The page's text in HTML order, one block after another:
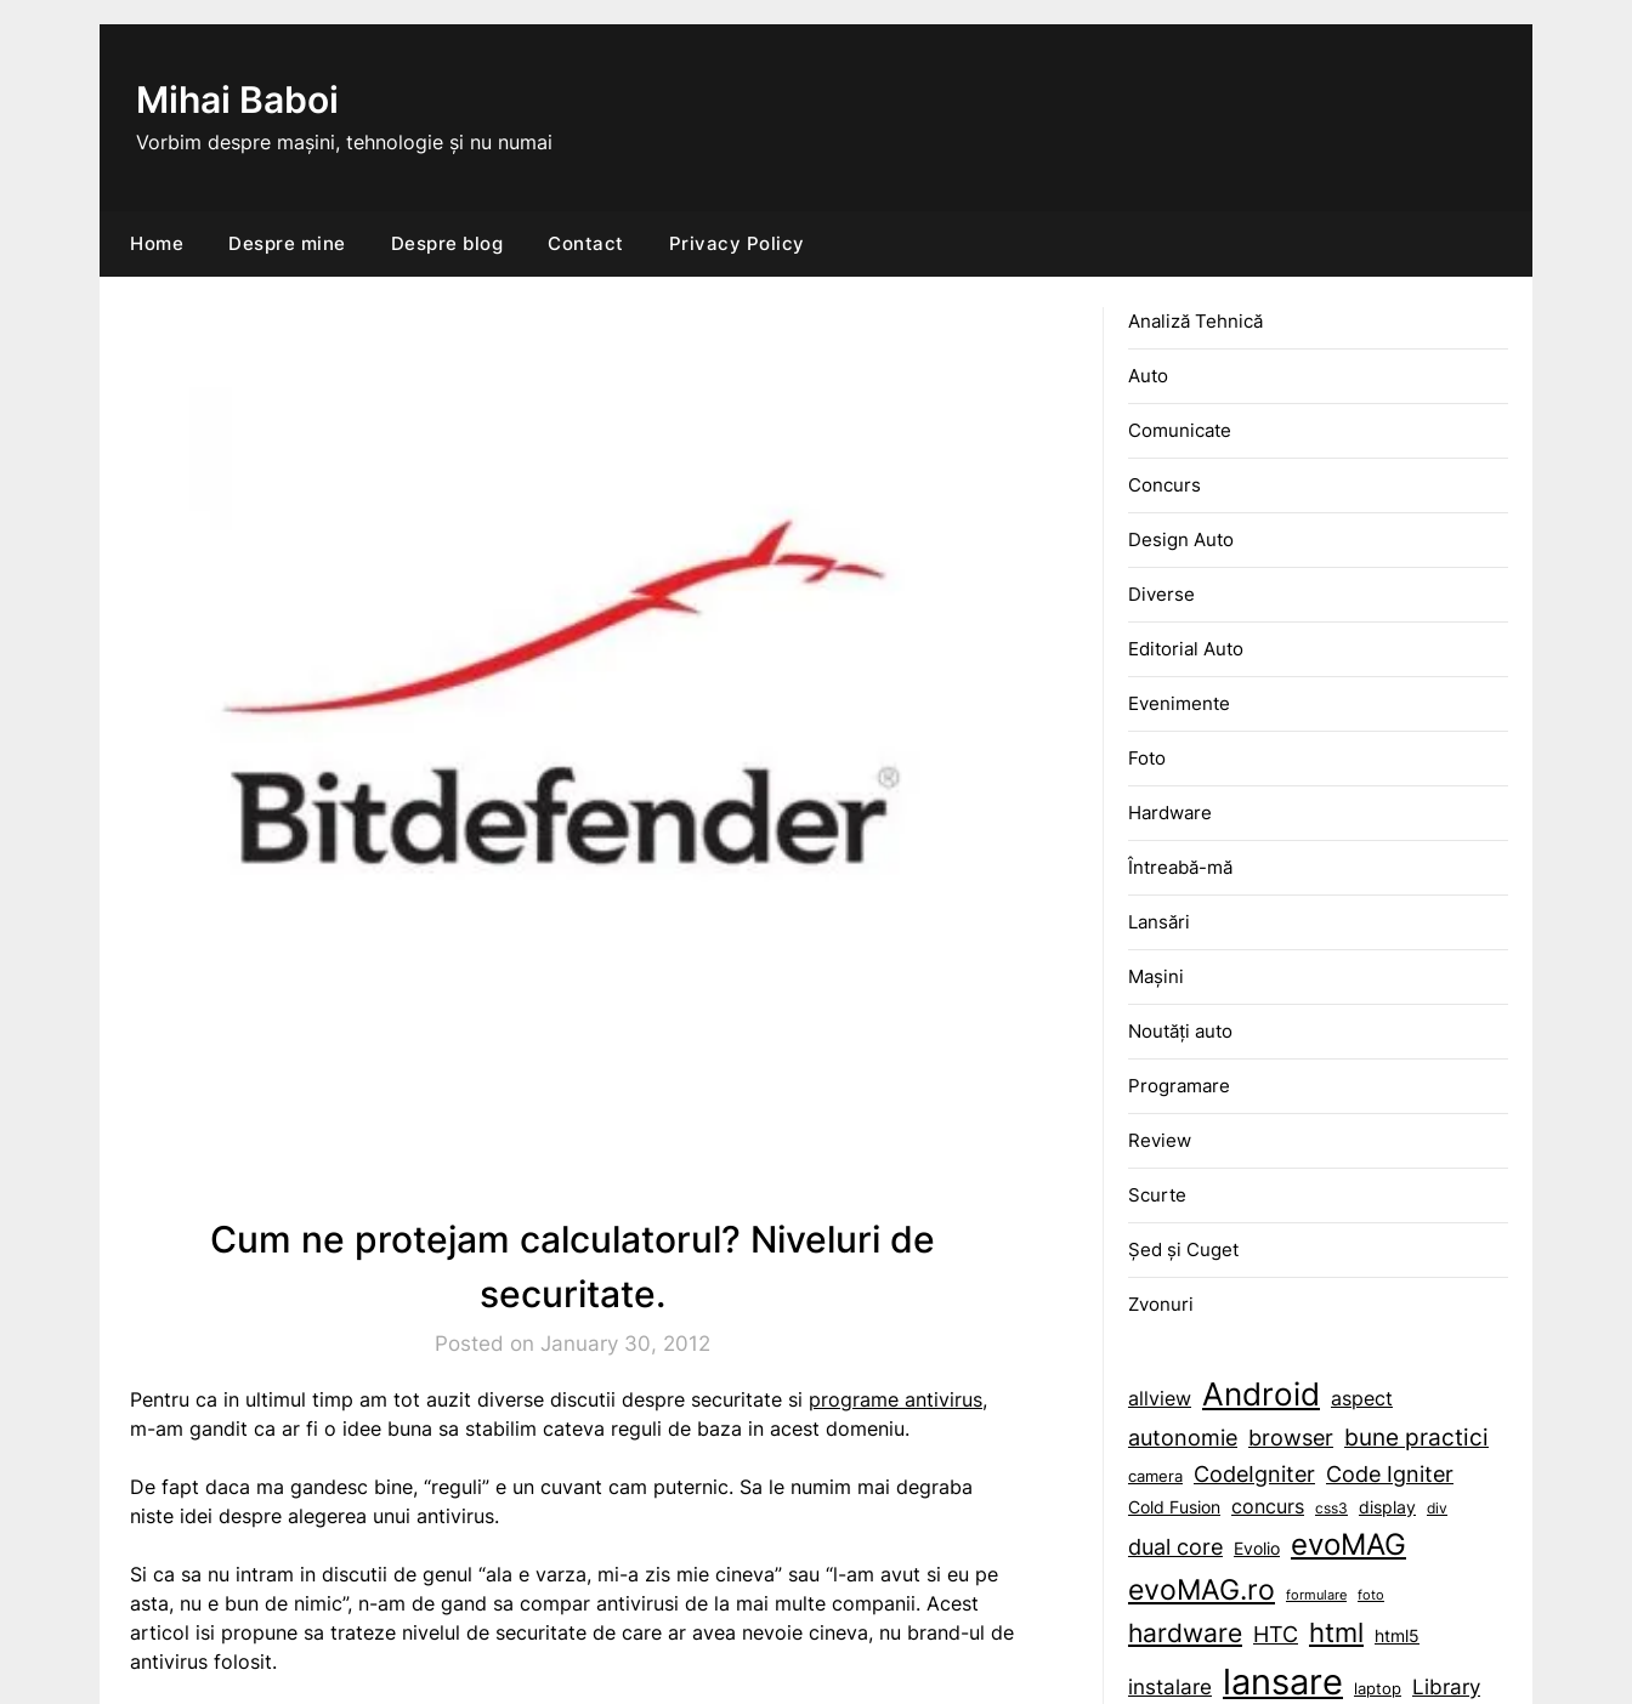
Mihai Baboi
Vorbim despre mașini, tehnologie și nu numai
Home Despre mine Despre blog Contact Privacy Policy
Cum ne protejam calculatorul? Niveluri de
securitate.
Posted on January 30, 2012
Pentru ca in ultimul timp am tot auzit diverse discutii despre securitate si programe antivirus,
m-am gandit ca ar fi o idee buna sa stabilim cateva reguli de baza in acest domeniu.
De fapt daca ma gandesc bine, “reguli” e un cuvant cam puternic. Sa le numim mai degraba
niste idei despre alegerea unui antivirus.
Si ca sa nu intram in discutii de genul “ala e varza, mi-a zis mie cineva” sau “l-am avut si eu pe
asta, nu e bun de nimic”, n-am de gand sa compar antivirusi de la mai multe companii. Acest
articol isi propune sa trateze nivelul de securitate de care ar avea nevoie cineva, nu brand-ul de
antivirus folosit.
Analiză Tehnică
Auto
Comunicate
Concurs
Design Auto
Diverse
Editorial Auto
Evenimente
Foto
Hardware
Întreabă-mă
Lansări
Mașini
Noutăți auto
Programare
Review
Scurte
Șed și Cuget
Zvonuri
allview Android aspect
autonomie browser bune practici
camera CodeIgniter Code Igniter
Cold Fusion concurs css3 display div
dual core Evolio evoMAG
evoMAG.ro formulare foto
hardware HTC html html5
instalare lansare laptop Library